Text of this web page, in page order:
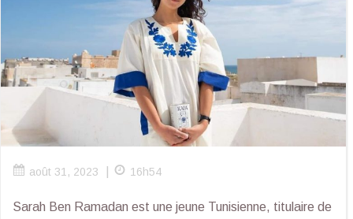
août 31, 2023 16h54
Sarah Ben Ramadan est une jeune Tunisienne, titulaire de